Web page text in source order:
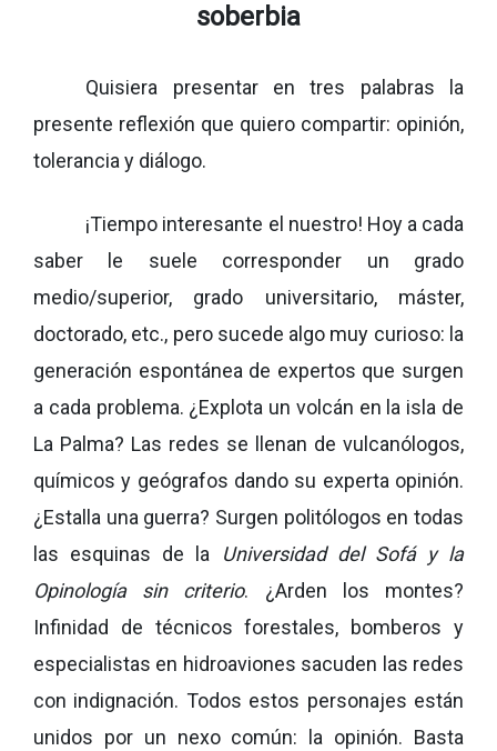
soberbia
Quisiera presentar en tres palabras la
presente reflexión que quiero compartir: opinión,
tolerancia y diálogo.
¡Tiempo interesante el nuestro! Hoy a cada
saber le suele corresponder un grado
medio/superior, grado universitario, máster,
doctorado, etc., pero sucede algo muy curioso: la
generación espontánea de expertos que surgen
a cada problema. ¿Explota un volcán en la isla de
La Palma? Las redes se llenan de vulcanólogos,
químicos y geógrafos dando su experta opinión.
¿Estalla una guerra? Surgen politólogos en todas
las esquinas de la
Universidad del Sofá y la
Opinología sin criterio. ¿Arden los montes?
Infinidad de técnicos forestales, bomberos y
especialistas en hidroaviones sacuden las redes
con indignación. Todos estos personajes están
unidos por un nexo común: la opinión. Basta